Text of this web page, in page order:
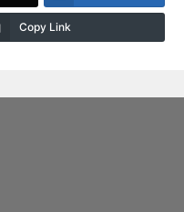
Copy Link